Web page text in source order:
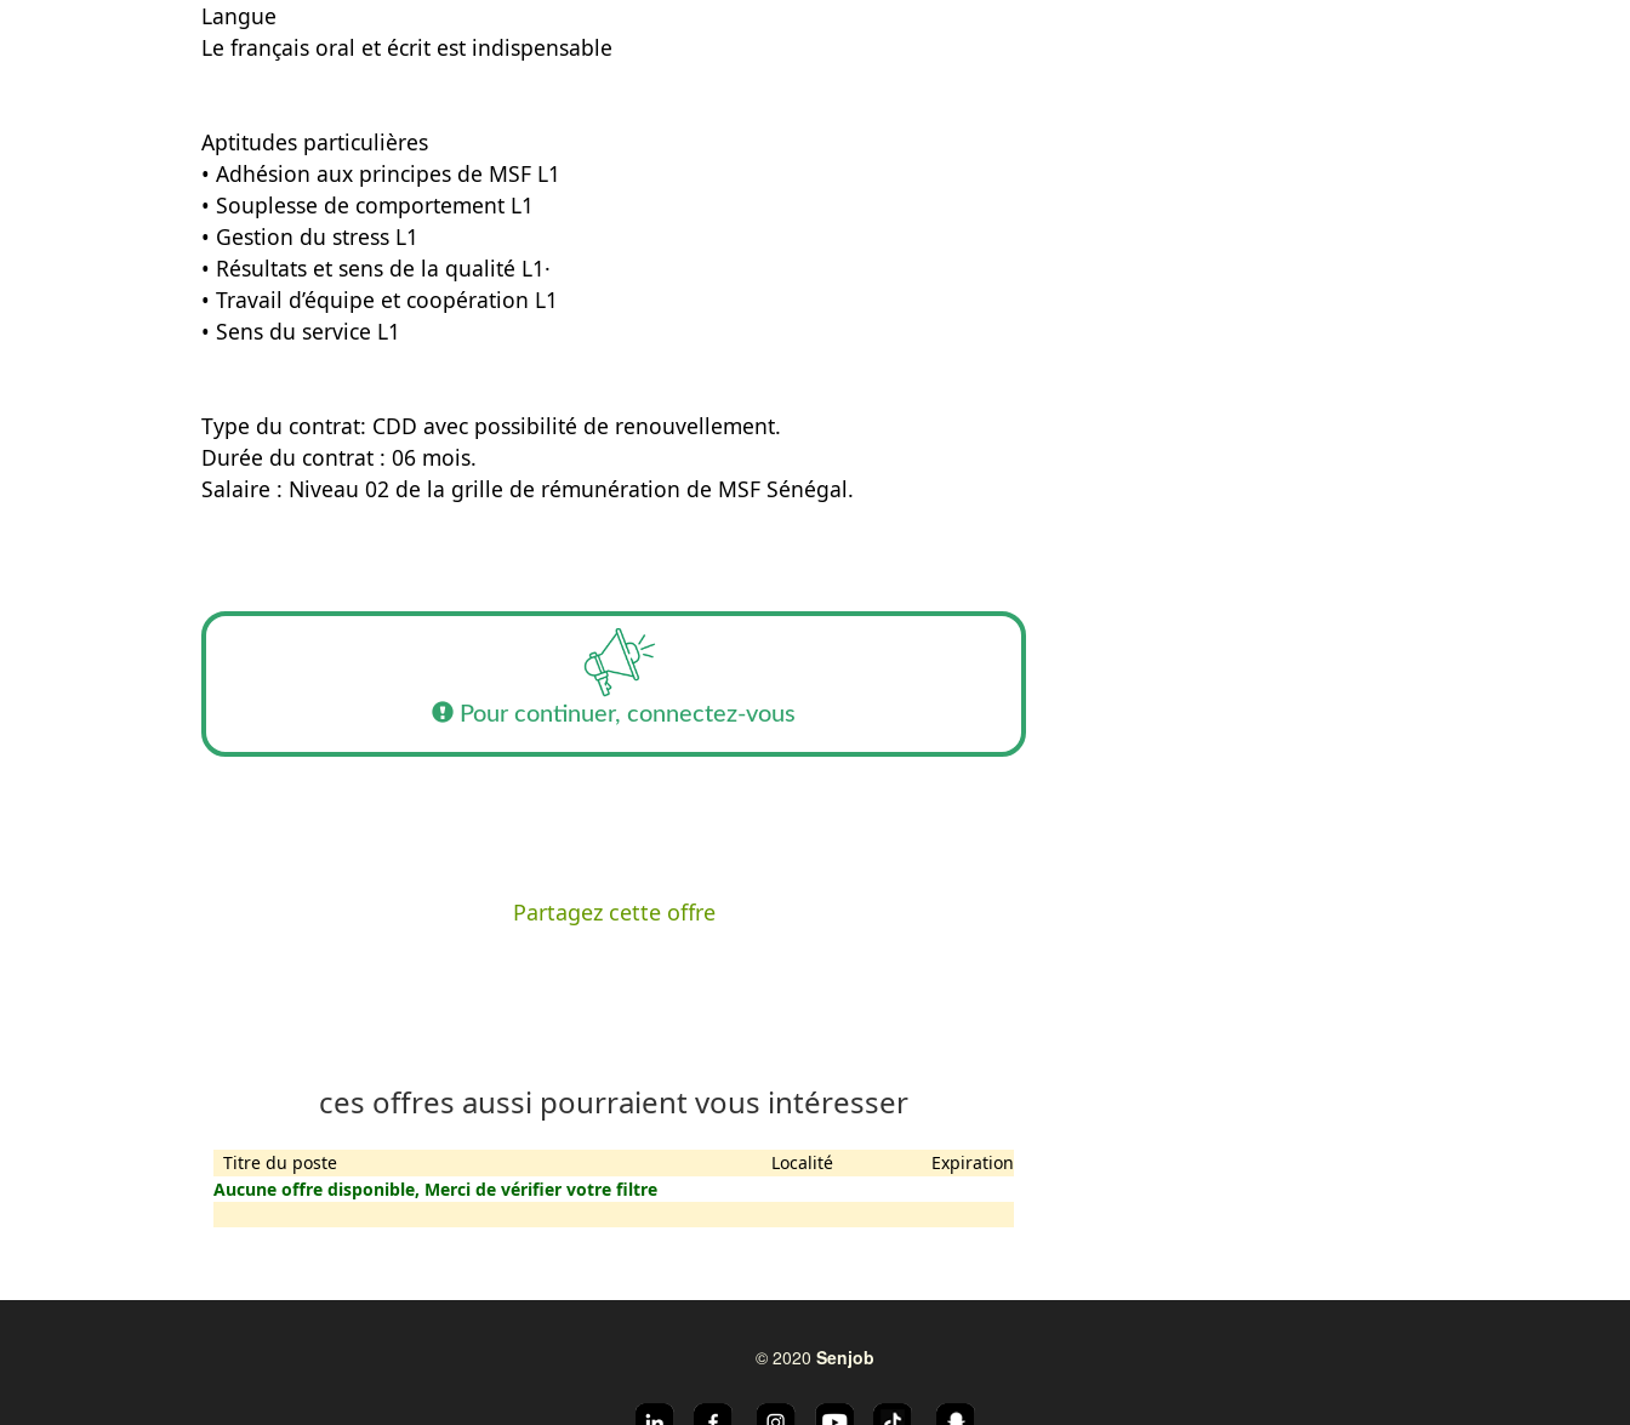
Langue
Le français oral et écrit est indispensable
Aptitudes particulières
• Adhésion aux principes de MSF L1
• Souplesse de comportement L1
• Gestion du stress L1
• Résultats et sens de la qualité L1·
• Travail d’équipe et coopération L1
• Sens du service L1
Type du contrat: CDD avec possibilité de renouvellement.
Durée du contrat : 06 mois.
Salaire : Niveau 02 de la grille de rémunération de MSF Sénégal.
Pour continuer, connectez-vous
Partagez cette offre
ces offres aussi pourraient vous intéresser
Titre du poste Localité
Expiration
Aucune offre disponible, Merci de vérifier votre filtre
© 2020 Senjob